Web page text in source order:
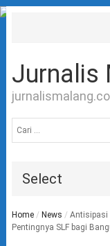
Jurnalis
untuk:
Select
Home / News / Antisipasi
Pentingnya SLF bagi